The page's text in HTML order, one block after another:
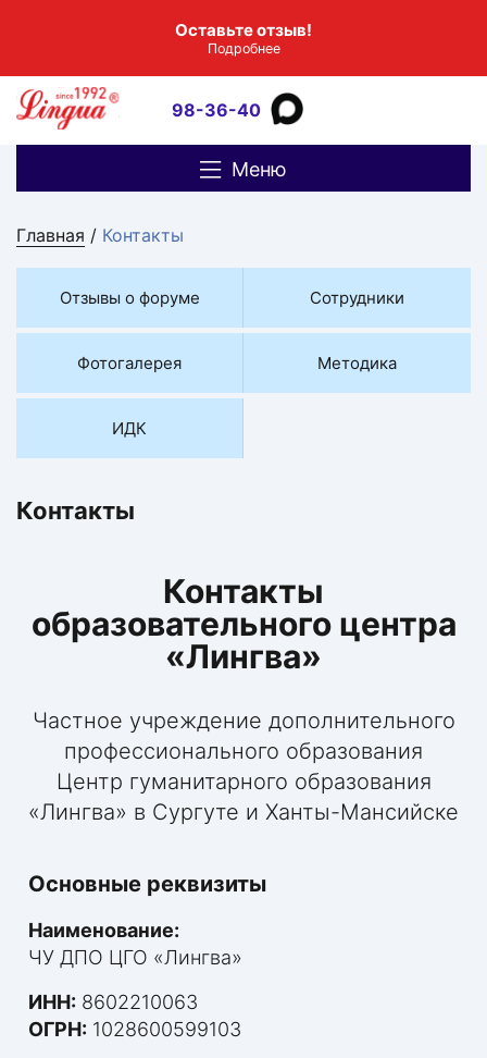
Оставьте отзыв!
Подробнее
98-36-40
Меню
Главная / Контакты
Отзывы о форуме Сотрудники
Фотогалерея Методика
ИДК
Контакты
Контакты
образовательного центра
«Лингва»
Частное учреждение дополнительного
профессионального образования
Центр гуманитарного образования
«Лингва» в Сургуте и Ханты-Мансийске
Основные реквизиты
Наименование:
ЧУ ДПО ЦГО «Лингва»
ИНН: 8602210063
ОГРН: 1028600599103